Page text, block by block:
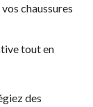
chaussures
tout en
des